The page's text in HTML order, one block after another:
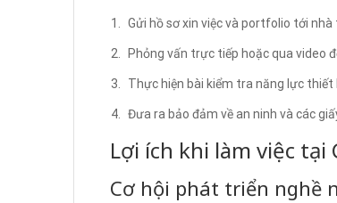
Gửi hồ sơ xin việc và portfolio tới nhà
Phỏng vấn trực tiếp hoặc qua video
Thực hiện bài kiểm tra năng lực
Đưa ra bảo đảm về an ninh và các
Lợi ích khi làm việc tại
Cơ hội phát triển nghề